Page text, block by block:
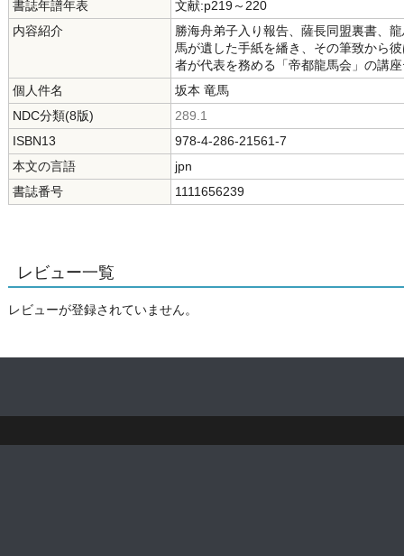
書誌年譜年表
文献:p219～220
内容紹介
勝海舟弟子入り報告、薩長同盟裏書、
馬が遺した手紙を繙き、その筆致から
者が代表を務める「帝都龍馬会」の講
個人件名
坂本 竜馬
NDC分類(8版)
289.1
ISBN13
978-4-286-21561-7
本文の言語
jpn
書誌番号
1111656239
レビュー一覧
レビューが登録されていません。